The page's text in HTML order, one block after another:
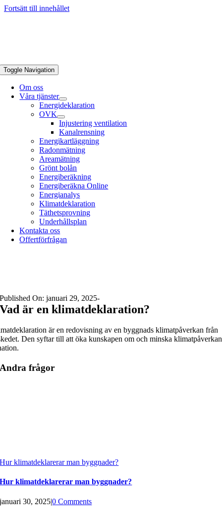
Fortsätt till innehållet
Toggle Navigation
Om oss
Våra tjänster
Energideklaration
OVK
Injustering ventilation
Kanalrensning
Energikartläggning
Radonmätning
Areamätning
Grönt bolån
Energiberäkning
Energiberäkna Online
Energianalys
Klimatdeklaration
Täthetsprovning
Underhållsplan
Kontakta oss
Offertförfrågan
Published On: januari 29, 2025-
Vad är en klimatdeklaration?
är en redovisning av en byggnads klimatpåverkan från
Den syftar till att öka kunskapen om och minska
Andra frågor
Hur klimatdeklarerar man byggnader?
Hur klimatdeklarerar man byggnader?
januari 30, 2025|0 Comments